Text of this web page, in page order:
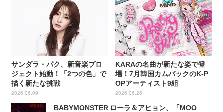
サンダラ・パク、新音楽プロ
ジェクト始動！「2つの色」で
描く新たな挑戦
2026.06.09
KARAの名曲が新たな姿で登
場！7月韓国カムバックのK-P
OPアーティスト9組
2026.06.26
BABYMONSTER ローラ＆アヒョン、「MOO